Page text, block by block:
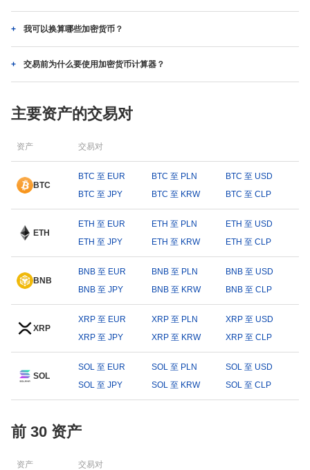
我可以换算哪些加密货币？
交易前为什么要使用加密货币计算器？
主要资产的交易对
资产 交易对
BTC
BTC 至 EUR BTC 至 PLN
BTC 至 USD
BTC 至 JPY
BTC 至 KRW BTC 至 CLP
ETH
ETH 至 EUR ETH 至 PLN
ETH 至 USD
ETH 至 JPY
ETH 至 KRW ETH 至 CLP
BNB
BNB 至 EUR BNB 至 PLN
BNB 至 USD
BNB 至 JPY
BNB 至 KRW BNB 至 CLP
XRP
XRP 至 EUR XRP 至 PLN
XRP 至 USD
XRP 至 JPY
XRP 至 KRW XRP 至 CLP
SOL
SOL 至 EUR SOL 至 PLN
SOL 至 USD
SOL 至 JPY
SOL 至 KRW SOL 至 CLP
前 30 资产
资产 交易对